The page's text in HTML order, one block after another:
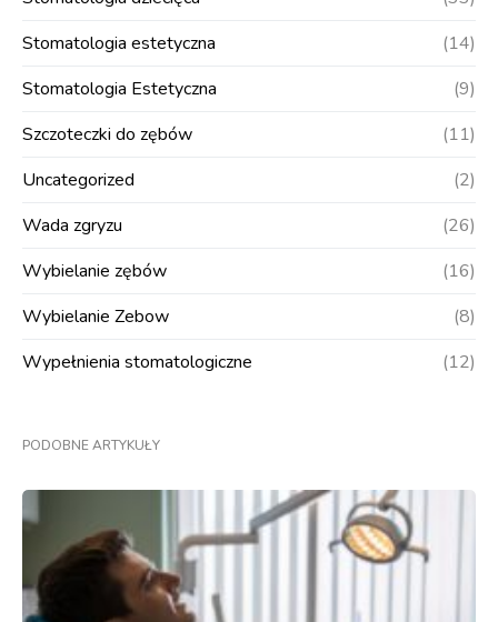
Stomatologia estetyczna
(14)
Stomatologia Estetyczna
(9)
Szczoteczki do zębów
(11)
Uncategorized
(2)
Wada zgryzu
(26)
Wybielanie zębów
(16)
Wybielanie Zebow
(8)
Wypełnienia stomatologiczne
(12)
PODOBNE ARTYKUŁY